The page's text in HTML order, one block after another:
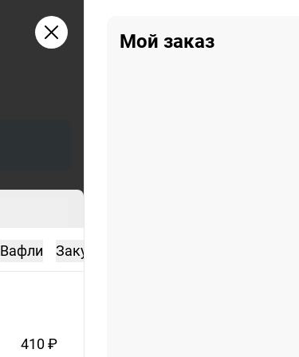
Вафли Закуски
410 ₽
Мой заказ